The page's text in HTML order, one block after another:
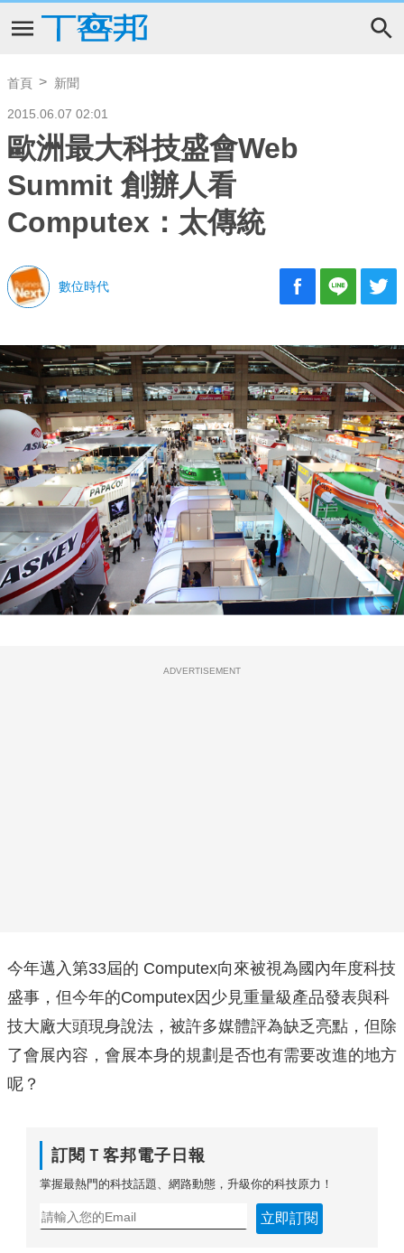
首頁 新聞
2015.06.07 02:01
歐洲最大科技盛會Web
Summit 創辦人看
Computex：太傳統
數位時代
ADVERTISEMENT
今年邁入第33屆的 Computex向來被視為國內年度科技
盛事，但今年的Computex因少見重量級產品發表與科
技大廠大頭現身說法，被許多媒體評為缺乏亮點，但除
了會展內容，會展本身的規劃是否也有需要改進的地方
呢？
訂閱Ｔ客邦電子日報
掌握最熱門的科技話題、網路動態，升級你的科技原力！
立即訂閱